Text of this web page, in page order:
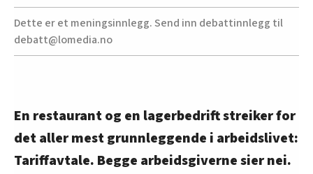
Dette er et meningsinnlegg. Send inn debattinnlegg til
debatt@lomedia.no
En restaurant og en lagerbedrift streiker for
det aller mest grunnleggende i arbeidslivet:
Tariffavtale. Begge arbeidsgiverne sier nei.